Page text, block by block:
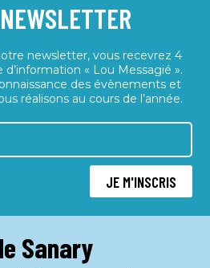
newsletter, vous recevrez 4
« Lou Messagié ».
des évènements et
réalisons au cours de l’année.
JE M'INSCRIS
Sanary